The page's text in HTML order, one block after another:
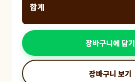
합계
장바구니에 담기
장바구니 보기